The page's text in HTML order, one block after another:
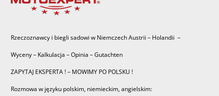
Rzeczoznawcy i biegli sadowi w Niemczech Austrii – Holandii –
Wyceny – Kalkulacja – Opinia – Gutachten
ZAPYTAJ EKSPERTA ! – MOWIMY PO POLSKU !
Rozmowa w języku polskim, niemieckim, angielskim: